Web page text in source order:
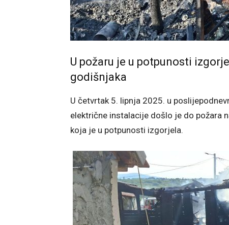
U požaru je u potpunosti
godišnjaka
U četvrtak 5. lipnja 2025. u
električne instalacije došlo je do požara
koja je u potpunosti izgorjela.